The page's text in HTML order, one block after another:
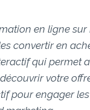
en ligne
convertir en
qui permet
votre
pour engager